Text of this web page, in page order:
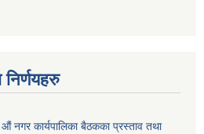
निर्णयहरु
कार्यपालिका बैठकका प्रस्ताव तथा